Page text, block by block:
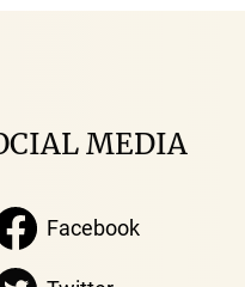
MEDIA
Facebook